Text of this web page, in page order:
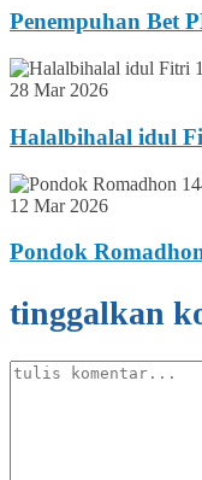
Penempuhan Bet
28 Mar 2026
Halalbihalal idul
12 Mar 2026
Pondok
tinggalkan